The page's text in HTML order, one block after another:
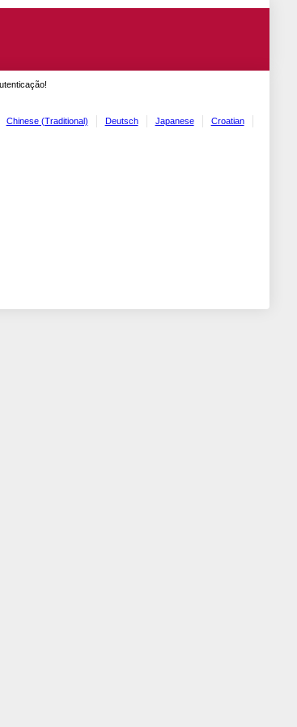
Chinese (Traditional) Deutsch Japanese
Croatian